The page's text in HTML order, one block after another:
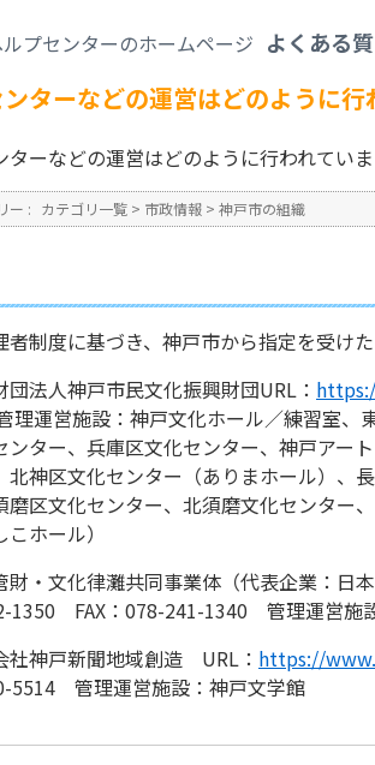
よくある
ターなどの運営はどのように行
ターなどの運営はどのように行われてい
ー : カテゴリ一覧 > 市政情報 > 神戸市の組織
者制度に基づき、神戸市から指定を受け
団法人神戸市民文化振興財団URL：
運営施設：神戸文化ホール／練習室、
ンター、兵庫区文化センター、神戸アー
北神区文化センター（ありまホール）、
磨区文化センター、北須磨文化センター
こホール）
財・文化律灘共同事業体（代表企業：日
1350 FAX：078-241-1340 管理運営施
社神戸新聞地域創造 URL： https://
5514 管理運営施設：神戸文学館